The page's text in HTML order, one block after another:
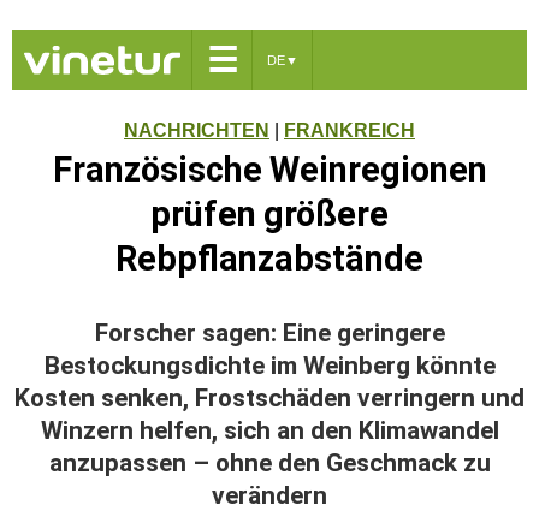
☰ DE▼
NACHRICHTEN FRANKREICH
Französische Weinregionen
prüfen größere
Rebpflanzabstände
Forscher sagen: Eine geringere
Bestockungsdichte im Weinberg könnte
Kosten senken, Frostschäden verringern und
Winzern helfen, sich an den Klimawandel
anzupassen – ohne den Geschmack zu
verändern